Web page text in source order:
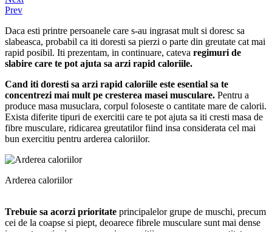
Prev
Daca esti printre persoanele care s-au ingrasat mult si doresc sa
slabeasca, probabil ca iti doresti sa pierzi o parte din greutate cat mai
rapid posibil. Iti prezentam, in continuare, cateva regimuri de
slabire care te pot ajuta sa arzi rapid caloriile.
Cand iti doresti sa arzi rapid caloriile este esential sa te
concentrezi mai mult pe cresterea masei musculare. Pentru a
produce masa musuclara, corpul foloseste o cantitate mare de calorii.
Exista diferite tipuri de exercitii care te pot ajuta sa iti cresti masa de
fibre musculare, ridicarea greutatilor fiind insa considerata cel mai
bun exercitiu pentru arderea caloriilor.
Arderea caloriilor
Trebuie sa acorzi prioritate principalelor grupe de muschi, precum
cei de la coapse si piept, deoarece fibrele musculare sunt mai dense